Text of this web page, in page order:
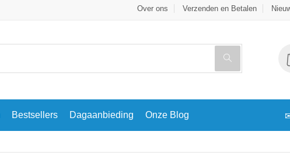
Over ons Verzenden en Betalen
Bestsellers Dagaanbieding Onze Blog